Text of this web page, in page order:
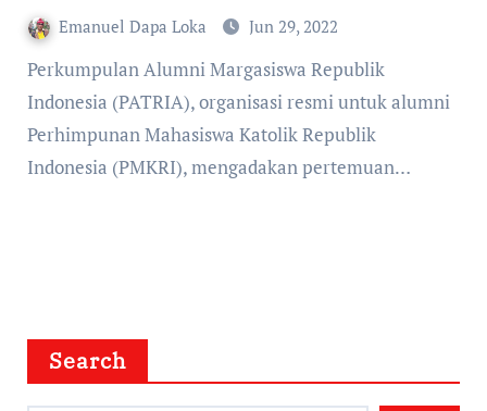
Emanuel Dapa Loka Jun 29, 2022
Perkumpulan Alumni Margasiswa Republik
Indonesia (PATRIA), organisasi resmi untuk alumni
Perhimpunan Mahasiswa Katolik Republik
Indonesia (PMKRI), mengadakan pertemuan…
Search